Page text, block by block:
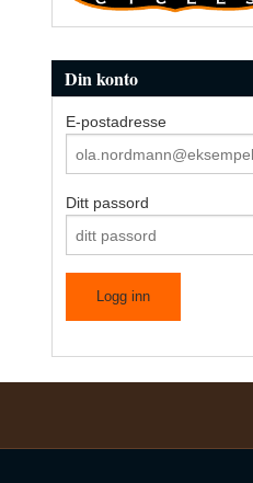
Din konto
E-postadresse
Ditt passord